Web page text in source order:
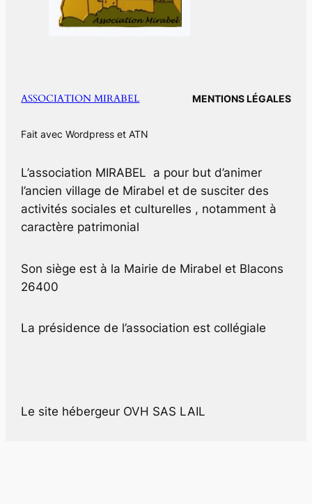
ASSOCIATION MIRABEL MENTIONS LÉGALES
Fait avec Wordpress et ATN
L’association MIRABEL a pour but d’animer
l’ancien village de Mirabel et de susciter des
activités sociales et culturelles , notamment à
caractère patrimonial
Son siège est à la Mairie de Mirabel et Blacons
26400
La présidence de l’association est collégiale
Le site hébergeur OVH SAS LAIL